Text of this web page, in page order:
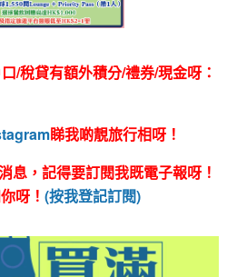
/稅貸有額外積分/禮券/現金呀：
睇我啲靚旅行相呀！
息，記得要訂閱我既電子報呀！
呀！ (按我登記訂閱)